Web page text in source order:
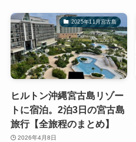
2025年11月宮古島
ヒルトン沖縄宮古島リゾー
トに宿泊。2泊3日の宮古島
旅行【全旅程のまとめ】
2026年4月8日